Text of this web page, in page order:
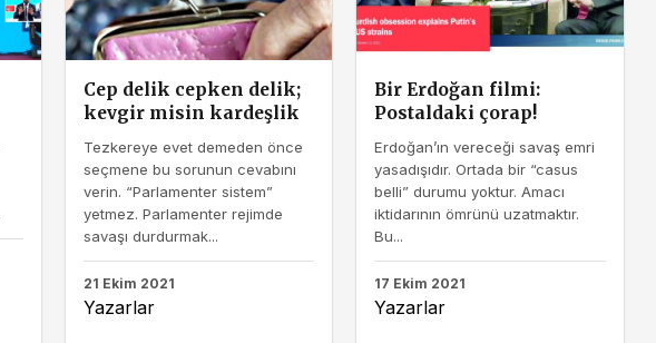
Cep delik cepken delik;
kevgir misin kardeşlik
Tezkereye evet demeden önce
seçmene bu sorunun cevabını
verin. “Parlamenter sistem”
yetmez. Parlamenter rejimde
savaşı durdurmak...
21 Ekim 2021
Yazarlar
Bir Erdoğan filmi:
Postaldaki çorap!
Erdoğan’ın vereceği savaş emri
yasadışıdır. Ortada bir “casus
belli” durumu yoktur. Amacı
iktidarının ömrünü uzatmaktır.
Bu...
17 Ekim 2021
Yazarlar